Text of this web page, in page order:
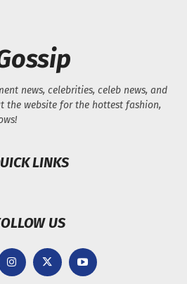
news, celebrities, celeb news, and
the website for the hottest fashion,
LINKS
US